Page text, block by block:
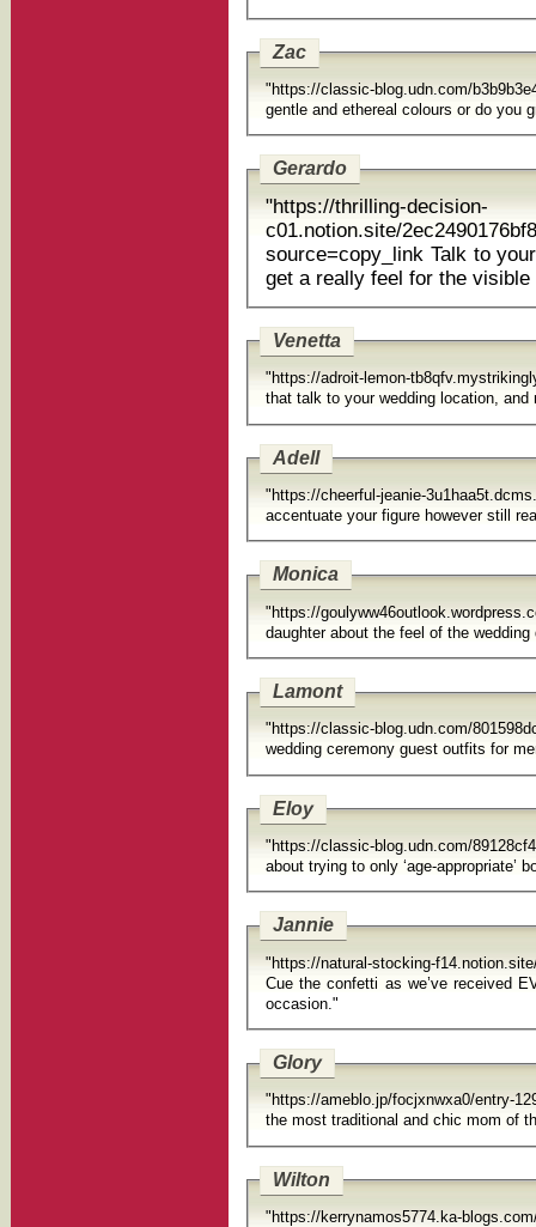
Zac
"https://classic-blog.udn.com/
gentle and ethereal colours or do you
Gerardo
"https://thrilling-decision-
c01.notion.site/
source=copy_link Talk to
get a really feel for the
Venetta
"https://adroit-lemon-
that talk to your wedding location,
Adell
"https://cheerful-jeanie-
accentuate your figure however still
Monica
"https://
Lamont
"https://classic-blog.udn.com/
Eloy
"https://classic-blog.udn.com/
about trying to only ‘age-appropriate’
Jannie
"https://natural-stocking-
Cue the confetti as we’ve received
occasion."
Glory
"https://ameblo.jp/focjxnwxa0/entry-
Wilton
"https://kerrynamos5774.ka-